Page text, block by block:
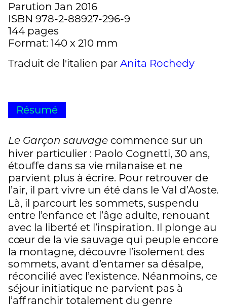
Parution Jan 2016
ISBN 978-2-88927-296-9
144 pages
Format: 140 x 210 mm
Traduit de l'italien par Anita Rochedy
Résumé
Le Garçon sauvage commence sur un
hiver particulier : Paolo Cognetti, 30 ans,
étouffe dans sa vie milanaise et ne
parvient plus à écrire. Pour retrouver de
l’air, il part vivre un été dans le Val d’Aoste.
Là, il parcourt les sommets, suspendu
entre l’enfance et l’âge adulte, renouant
avec la liberté et l’inspiration. Il plonge au
cœur de la vie sauvage qui peuple encore
la montagne, découvre l’isolement des
sommets, avant d’entamer sa désalpe,
réconcilié avec l’existence. Néanmoins, ce
séjour initiatique ne parvient pas à
l’affranchir totalement du genre